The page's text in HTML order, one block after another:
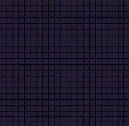
Shipping $ 1000 (Purchase